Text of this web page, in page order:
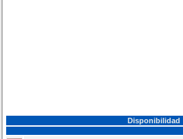
Disponibilidad